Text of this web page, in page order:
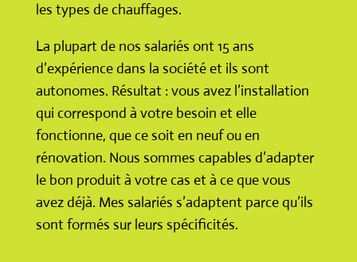
les types de chauffages.
La plupart de nos salariés ont 15 ans
d’expérience dans la société et ils sont
autonomes. Résultat : vous avez l’installation
qui correspond à votre besoin et elle
fonctionne, que ce soit en neuf ou en
rénovation. Nous sommes capables d’adapter
le bon produit à votre cas et à ce que vous
avez déjà. Mes salariés s’adaptent parce qu’ils
sont formés sur leurs spécificités.